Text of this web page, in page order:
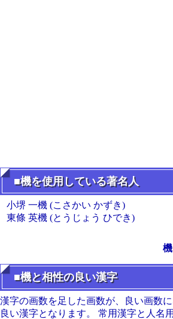
■機を使用している著名人
小堺 一機 (こさかい かずき)
東條 英機 (とうじょう ひでき)
■機と相性の良い漢字
漢字の画数を足した画数が、良い画数
良い漢字となります。 常用漢字と人名